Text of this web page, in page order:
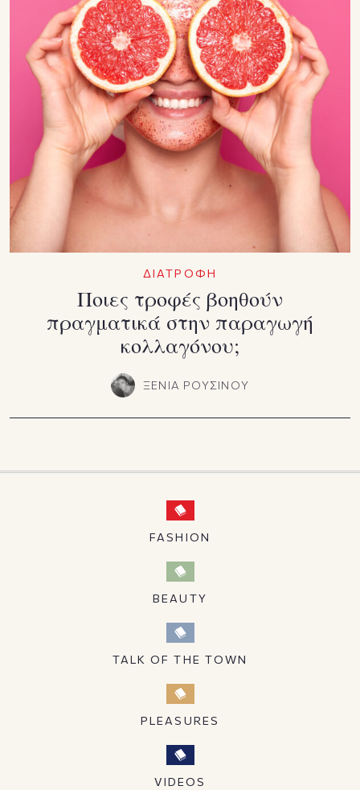
ΔΙΑΤΡΟΦΗ
Ποιες τροφές βοηθούν
πραγματικά στην παραγωγή
κολλαγόνου;
ΞΕΝΙΑ ΡΟΥΣΙΝΟΥ
FASHION
BEAUTY
TALK OF THE TOWN
PLEASURES
VIDEOS